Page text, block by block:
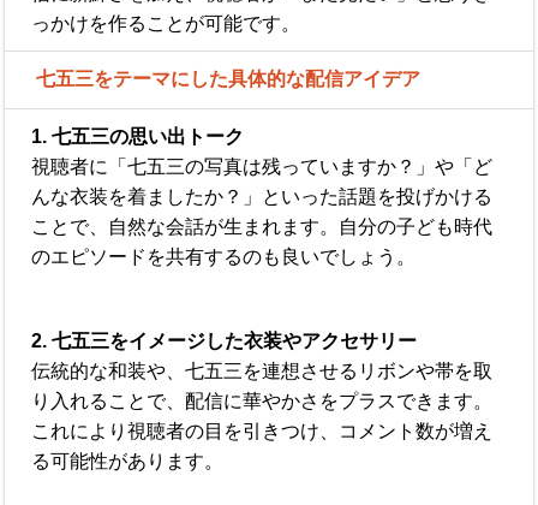
っかけを作ることが可能です。
七五三をテーマにした具体的な配信アイデア
1. 七五三の思い出トーク
視聴者に「七五三の写真は残っていますか？」や「ど
んな衣装を着ましたか？」といった話題を投げかける
ことで、自然な会話が生まれます。自分の子ども時代
のエピソードを共有するのも良いでしょう。
2. 七五三をイメージした衣装やアクセサリー
伝統的な和装や、七五三を連想させるリボンや帯を取
り入れることで、配信に華やかさをプラスできます。
これにより視聴者の目を引きつけ、コメント数が増え
る可能性があります。